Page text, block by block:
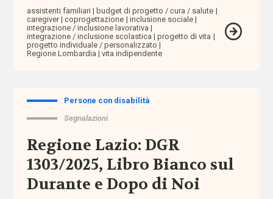
Tutto
Sezioni
Esperienze
Eventi
assistenti familiari
budget di progetto / cura / salute
caregiver
coprogettazione
inclusione sociale
integrazione / inclusione lavorativa
integrazione / inclusione scolastica
progetto di vita
progetto individuale / personalizzato
Regione Lombardia
vita indipendente
Persone con disabilità
Segnalazioni
Regione Lazio: DGR
1303/2025, Libro Bianco sul
Durante e Dopo di Noi